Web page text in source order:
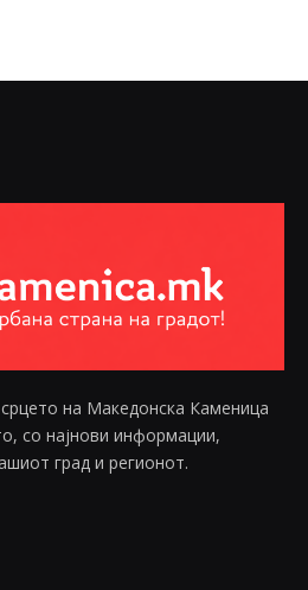
на Македонска Каменица
со најнови информации,
град и регионот.